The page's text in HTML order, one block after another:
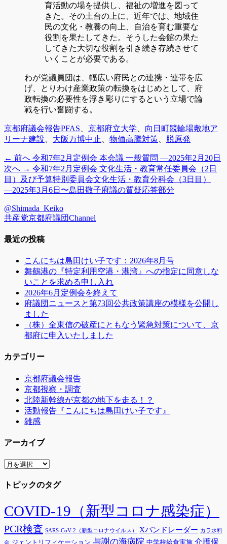
育活動の場を提供し、福祉の増進を図って
きた。その土台の上に、近年では、地域住
民の文化・教養の向上、自治を育む重要な
役割を果たしてきた。そうした会館の果た
してきた大切な役割を引き続き存続させて
いくことが必要である。
わが党議員団は、幅広い府民との連携・連帯を広
げ、とりわけ産業政策の転換をはじめとして、府
政転換の必要性を浮き彫りにするという立場で論
戦を行い奮闘する。
カ
テ
リ
ー
京都府議会報告タ
グ
PFAS 京都府立大学
向日町競輪場敷地ア
リーナ建設
大阪万博中止 物価高騰対策 脱原発
投
稿
ナ
ビ
ゲ
ー
← 前へ 前
の
投
稿:
令和7年2月定例会 本会議 一般質問 ―2025年2月20日
次へ → 次
の
投
令和7年2月定例会 文化生活・教育常任委員会（2日
目）及び予算特別委員会文化生活・教育分科会（3日目）
―2025年3月6日〜島田敬子府議の質疑応答部分
@Shimada_Keiko
共産党京都府議団Channel
最近の投稿
こんにちは島田けい子です：2026年8月号
舞鶴港の『特定利用空港・港湾』への指定に同意しな
いことを求める申し入れ
2026年6月定例会を終えて
府議団ニュースと第73回公共政策講座の模様を公開し
ました
（株）全東信の破産にともなう緊急対策について、京
都府に申入いたしました
カテゴリー
京都府議会報告
京都視察・調査
北陸新幹線が京都の地下を走る！？
活動報告『こんにちは島田けい子です』
雑感
アーカイブ
ア
カ
ブ
トピックのタグ
COVID-19（新型コロナ感染症）
PCR検査 SARS-CoV-2（新型コロナウイルス） Xバンドレーダー カラ水料
金 ジェントリフィケーション 与謝の海病院 中学校給食実施 介護保